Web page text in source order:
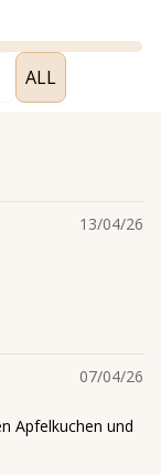
ALL
13/04/26
07/04/26
Apfelkuchen und